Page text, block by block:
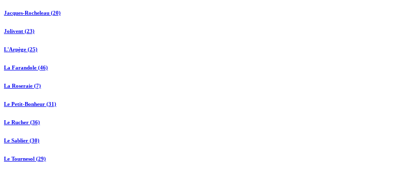
Jacques-Rocheleau (20)
Jolivent (23)
L'Arpège (25)
La Farandole (46)
La Roseraie (7)
Le Petit-Bonheur (31)
Le Rucher (36)
Le Sablier (30)
Le Tournesol (29)